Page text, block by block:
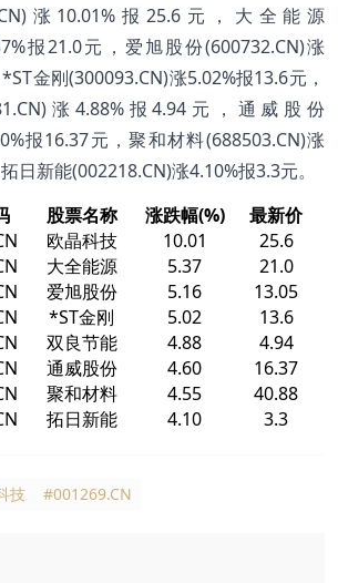
涨10.01%报25.6元，大全能源
报21.0元，爱旭股份(600732.CN)涨
金刚(300093.CN)涨5.02%报13.6元，
涨4.88%报4.94元，通威股份
报16.37元，聚和材料(688503.CN)涨
日新能(002218.CN)涨4.10%报3.3元。
股票名称 涨跌幅(%)
最新价
欧晶科技 10.01
25.6
大全能源 5.37
21.0
爱旭股份 5.16
13.05
*ST金刚 5.02
13.6
双良节能 4.88
4.94
通威股份 4.60
16.37
聚和材料 4.55
40.88
拓日新能 4.10 3.3
技 #001269.CN